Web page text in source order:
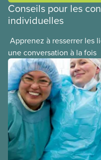
Conseils pour les
individuelles
Apprenez à resserrer les
une conversation à la fois